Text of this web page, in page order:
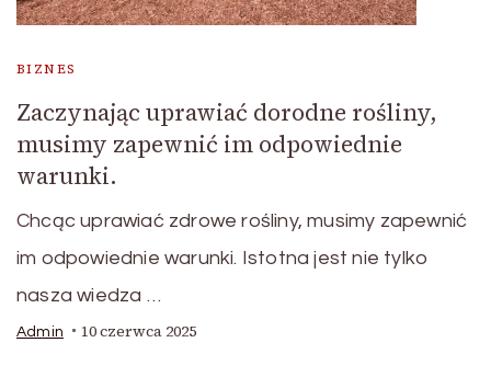
BIZNES
Zaczynając uprawiać dorodne rośliny,
musimy zapewnić im odpowiednie
warunki.
Chcąc uprawiać zdrowe rośliny, musimy zapewnić
im odpowiednie warunki. Istotna jest nie tylko
nasza wiedza …
Admin 10 czerwca 2025